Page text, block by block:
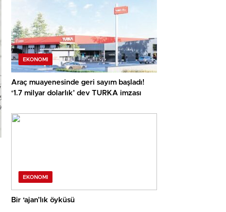
EKONOMI
Araç muayenesinde geri sayım başladı!
‘1.7 milyar dolarlık’ dev TURKA imzası
EKONOMI
Bir ‘ajan’lık öyküsü